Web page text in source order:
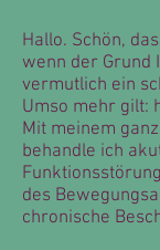
Hallo. Schön,
wenn der Grund
vermutlich ein
Umso mehr gilt:
Mit meinem
behandle ich
des
chronische